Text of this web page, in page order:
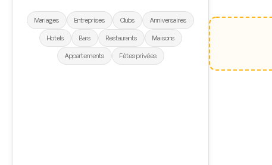
Mariages Entreprises Clubs
Anniversaires
Hotels
Bars Restaurants
Maisons
Appartements
Fêtes privées